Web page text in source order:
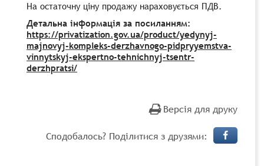
На остаточну ціну продажу нараховується ПДВ.
Детальна інформація за посиланням:
https://privatization.gov.ua/product/yedynyj-
majnovyj-kompleks-derzhavnogo-pidpryyemstva-
vinnytskyj-ekspertno-tehnichnyj-tsentr-
derzhpratsi/
Версія для друку
Сподобалось? Поділитися з друзями: